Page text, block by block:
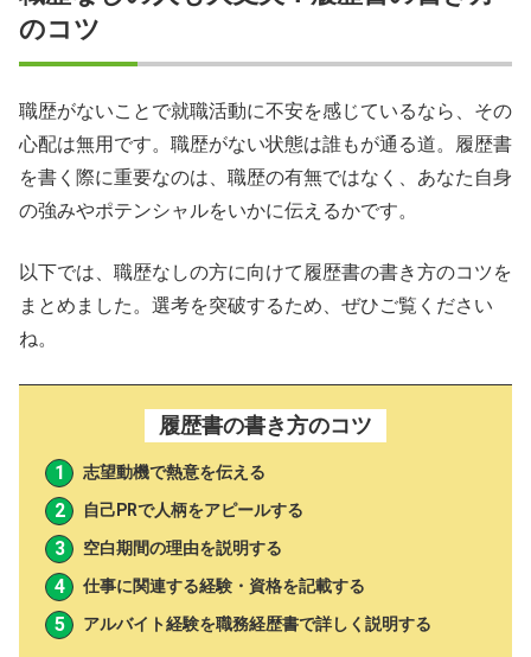
のコツ
職歴がないことで就職活動に不安を感じているなら、その
心配は無用です。職歴がない状態は誰もが通る道。履歴書
を書く際に重要なのは、職歴の有無ではなく、あなた自身
の強みやポテンシャルをいかに伝えるかです。
以下では、職歴なしの方に向けて履歴書の書き方のコツを
まとめました。選考を突破するため、ぜひご覧ください
ね。
履歴書の書き方のコツ
志望動機で熱意を伝える
自己PRで人柄をアピールする
空白期間の理由を説明する
仕事に関連する経験・資格を記載する
アルバイト経験を職務経歴書で詳しく説明する